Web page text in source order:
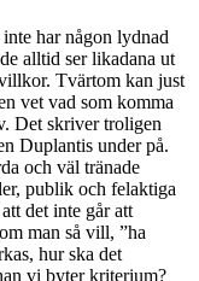
har någon lydnad
alltid ser likadana ut
Tvärtom kan just
vet vad som komma
Det skriver troligen
Duplantis under på.
och väl tränade
publik och felaktiga
det inte går att
man så vill, ”ha
hur ska det
vi byter kriterium?